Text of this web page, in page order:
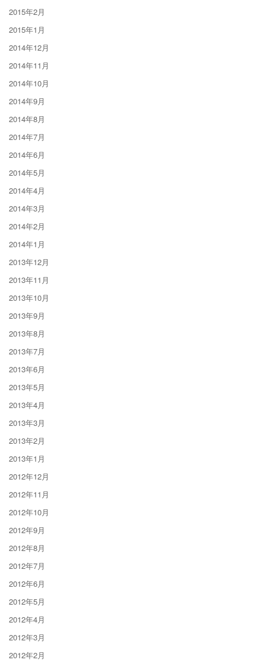
2015年2月
2015年1月
2014年12月
2014年11月
2014年10月
2014年9月
2014年8月
2014年7月
2014年6月
2014年5月
2014年4月
2014年3月
2014年2月
2014年1月
2013年12月
2013年11月
2013年10月
2013年9月
2013年8月
2013年7月
2013年6月
2013年5月
2013年4月
2013年3月
2013年2月
2013年1月
2012年12月
2012年11月
2012年10月
2012年9月
2012年8月
2012年7月
2012年6月
2012年5月
2012年4月
2012年3月
2012年2月